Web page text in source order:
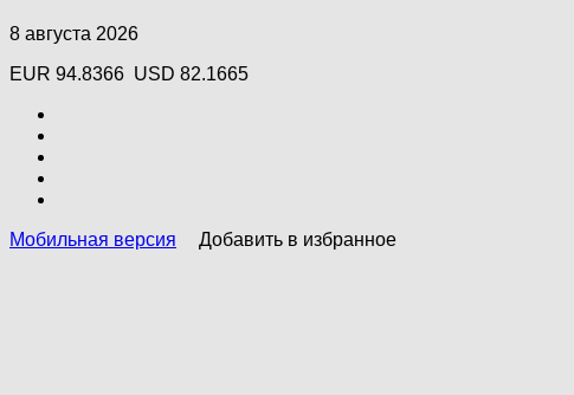
8 августа 2026
EUR 94.8366 USD 82.1665
Мобильная версия Добавить в избранное